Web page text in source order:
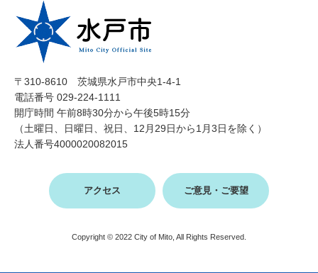
〒310-8610 茨城県水戸市中央1-4-1
電話番号 029-224-1111
開庁時間 午前8時30分から午後5時15分
（土曜日、日曜日、祝日、12月29日から1月3日を除く）
法人番号4000020082015
アクセス ご意見・ご要望
Copyright © 2022 City of Mito, All Rights Reserved.